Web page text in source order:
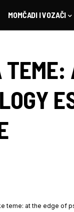
MOMČADI I VOZAČI
TEME:
teme: at the edge of